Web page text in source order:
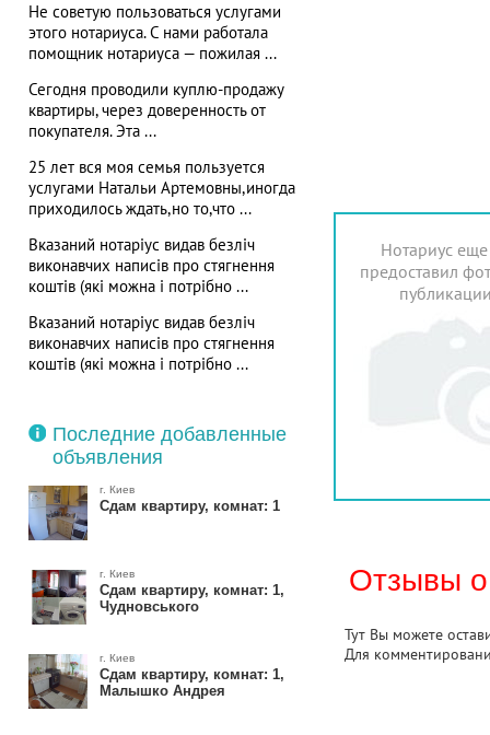
Не советую пользоваться услугами
этого нотариуса. С нами работала
помощник нотариуса — пожилая ...
Сегодня проводили куплю-продажу
квартиры, через доверенность от
покупателя. Эта ...
25 лет вся моя семья пользуется
услугами Натальи Артемовны,иногда
приходилось ждать,но то,что ...
Вказаний нотаріус видав безліч
виконавчих написів про стягнення
коштів (які можна і потрібно ...
Вказаний нотаріус видав безліч
виконавчих написів про стягнення
коштів (які можна і потрібно ...
Последние добавленные
объявления
г. Киев
Сдам квартиру, комнат: 1
г. Киев
Сдам квартиру, комнат: 1,
Чудновського
г. Киев
Сдам квартиру, комнат: 1,
Малышко Андрея
Нотариус
предоставил
Отзывы о
Тут Вы можете
Для